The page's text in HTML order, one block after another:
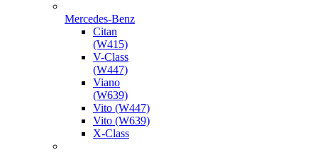
Mercedes-Benz
Citan
(W415)
V-Class
(W447)
Viano
(W639)
Vito (W447)
Vito (W639)
X-Class